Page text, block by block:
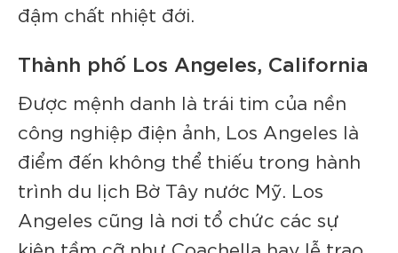
đậm chất nhiệt đới.
Thành phố Los Angeles, California
Được mệnh danh là trái tim của nền
công nghiệp điện ảnh, Los Angeles là
điểm đến không thể thiếu trong hành
trình du lịch Bờ Tây nước Mỹ. Los
Angeles cũng là nơi tổ chức các sự
kiện tầm cỡ như Coachella hay lễ trao